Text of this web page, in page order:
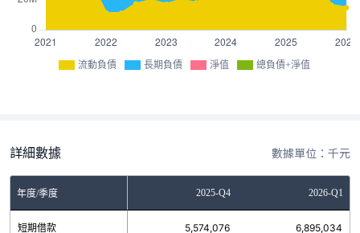
流動負債 長期負債 淨值 總負債+淨值
詳細數據 數據單位：千元
年度/季度 2025-Q4 2026-Q1
短期借款 5,574,076 6,895,034